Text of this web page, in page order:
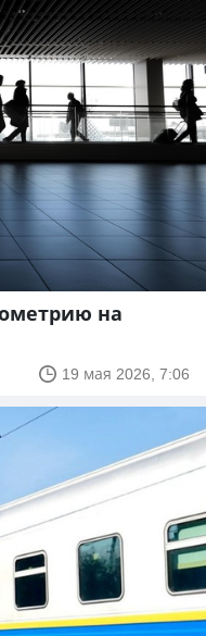
на
19 мая 2026, 7:06